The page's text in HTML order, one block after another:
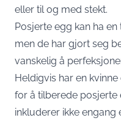
eller til og med stekt.
Posjerte egg kan ha
men de har gjort seg
vanskelig å
Heldigvis har en
for å tilberede
inkluderer ikke engang